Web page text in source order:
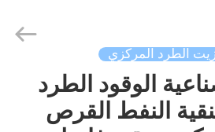
زيت الطرد المركزي
الوقود الطرد
النفط القرص